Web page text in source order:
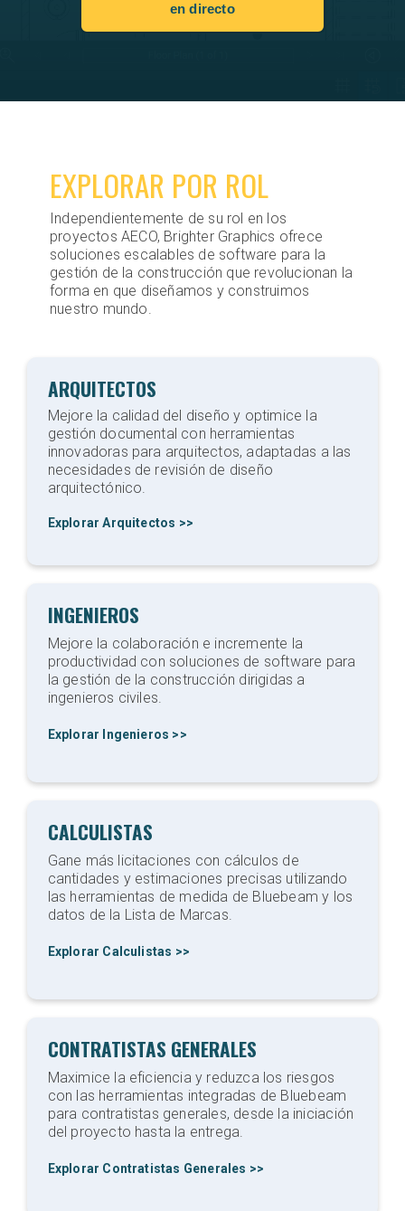
en directo
EXPLORAR POR ROL
Independientemente de su rol en los
proyectos AECO, Brighter Graphics ofrece
soluciones escalables de software para la
gestión de la construcción que revolucionan la
forma en que diseñamos y construimos
nuestro mundo.
ARQUITECTOS
Mejore la calidad del diseño y optimice la
gestión documental con herramientas
innovadoras para arquitectos, adaptadas a las
necesidades de revisión de diseño
arquitectónico.
Explorar Arquitectos >>
INGENIEROS
Mejore la colaboración e incremente la
productividad con soluciones de software para
la gestión de la construcción dirigidas a
ingenieros civiles.
Explorar Ingenieros >>
CALCULISTAS
Gane más licitaciones con cálculos de
cantidades y estimaciones precisas utilizando
las herramientas de medida de Bluebeam y los
datos de la Lista de Marcas.
Explorar Calculistas >>
CONTRATISTAS GENERALES
Maximice la eficiencia y reduzca los riesgos
con las herramientas integradas de Bluebeam
para contratistas generales, desde la iniciación
del proyecto hasta la entrega.
Explorar Contratistas Generales >>